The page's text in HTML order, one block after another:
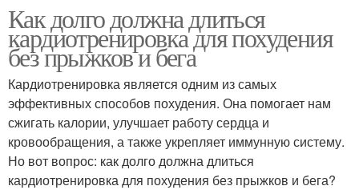
Как долго должна длиться
кардиотренировка для похудения
без прыжков и бега
Кардиотренировка является одним из самых
эффективных способов похудения. Она помогает нам
сжигать калории, улучшает работу сердца и
кровообращения, а также укрепляет иммунную систему.
Но вот вопрос: как долго должна длиться
кардиотренировка для похудения без прыжков и бега?